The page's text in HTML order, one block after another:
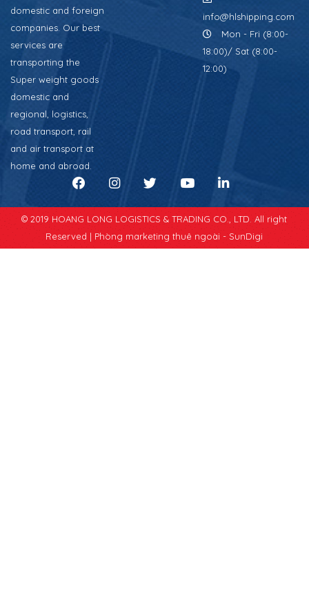
domestic and foreign
companies. Our best
services are
transporting the
Super weight goods
domestic and
regional, logistics,
road transport, rail
and air transport at
home and abroad.
info@hlshipping.com
Mon - Fri (8:00-
18:00)/ Sat (8:00-
12:00)
© 2019 HOANG LONG LOGISTICS & TRADING CO., LTD. All right
Reserved | Phòng marketing thuê ngoài - SunDigi